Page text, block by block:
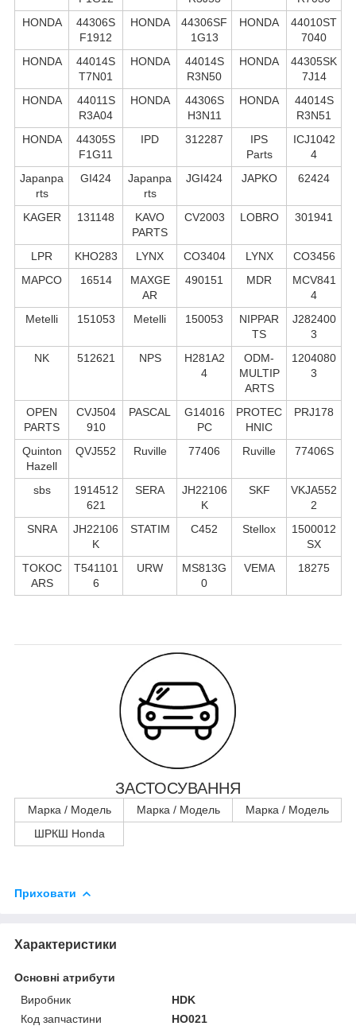
HONDA
44306S
F1912
HONDA
44306SF
1G13
HONDA
44010ST
7040
HONDA
44014S
T7N01
HONDA
44014S
R3N50
HONDA
44305SK
7J14
HONDA
44011S
R3A04
HONDA
44306S
H3N11
HONDA
44014S
R3N51
HONDA
44305S
F1G11
IPD 312287
IPS
Parts
ICJ1042
4
Japanpa
rts
GI424
Japanpa
rts
JGI424 JAPKO 62424
KAGER 131148
KAVO
PARTS
CV2003 LOBRO 301941
LPR KHO283 LYNX CO3404 LYNX
CO3456
MAPCO
16514
MAXGE
AR
490151 MDR
MCV841
4
Metelli
151053 Metelli 150053
NIPPAR
TS
J282400
3
NK
512621 NPS
H281A2
4
ODM-
MULTIP
ARTS
1204080
3
OPEN
PARTS
CVJ504
910
PASCAL
G14016
PC
PROTEC
HNIC
PRJ178
Quinton
Hazell
QVJ552 Ruville 77406 Ruville 77406S
sbs
1914512
621
SERA
JH22106
K
SKF
VKJA552
2
SNRA
JH22106
K
STATIM C452 Stellox
1500012
SX
TOKOC
ARS
T541101
6
URW
MS813G
0
VEMA 18275
ЗАСТОСУВАННЯ
Марка / Модель Марка / Модель
Марка / Модель
ШРКШ Honda
Приховати
Характеристики
Основні атрибути
Виробник
HDK
Код запчастини
HO021